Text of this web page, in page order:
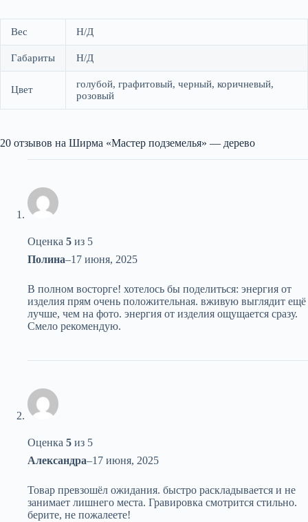
Вес Н/Д
Габариты Н/Д
Цвет
голубой, графитовый, черный, коричневый,
розовый
20 отзывов на Ширма «Мастер подземелья» — дерево
Оценка 5 из 5
Полина–17 июня, 2025
В полном восторге! хотелось бы поделиться: энергия от
изделия прям очень положительная. вживую выглядит ещё
лучше, чем на фото. энергия от изделия ощущается сразу.
Смело рекомендую.
Оценка 5 из 5
Александра–17 июня, 2025
Товар превзошёл ожидания. быстро раскладывается и не
занимает лишнего места. Гравировка смотрится стильно.
берите, не пожалеете!